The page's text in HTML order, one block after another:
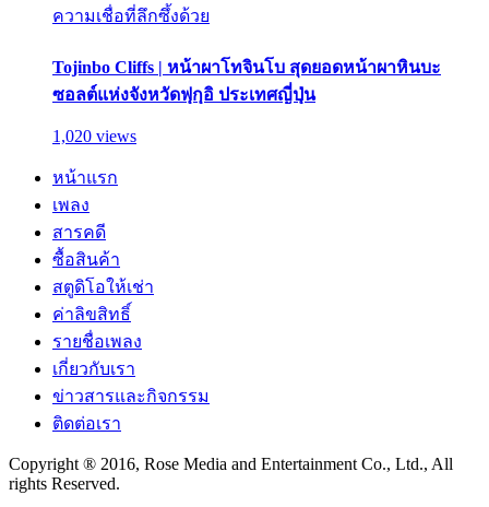
ความเชื่อที่ลึกซึ้งด้วย
Tojinbo Cliffs | หน้าผาโทจินโบ สุดยอดหน้าผาหินบะ
ซอลต์แห่งจังหวัดฟุกุอิ ประเทศญี่ปุ่น
1,020 views
หน้าแรก
เพลง
สารคดี
ซื้อสินค้า
สตูดิโอให้เช่า
ค่าลิขสิทธิ์
รายชื่อเพลง
เกี่ยวกับเรา
ข่าวสารและกิจกรรม
ติดต่อเรา
Copyright ® 2016, Rose Media and Entertainment Co., Ltd., All
rights Reserved.